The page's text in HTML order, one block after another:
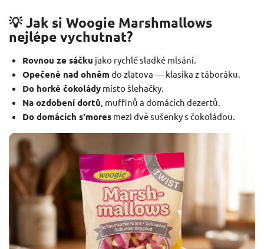
💡 Jak si Woogie Marshmallows
nejlépe vychutnat?
Rovnou ze sáčku jako rychlé sladké mlsání.
Opečené nad ohněm do zlatova — klasika z táboráku.
Do horké čokoládymísto šlehačky.
Na ozdobení dortů , muffinů a domácích dezertů.
Do domácích s'moresmezi dvě sušenky s čokoládou.